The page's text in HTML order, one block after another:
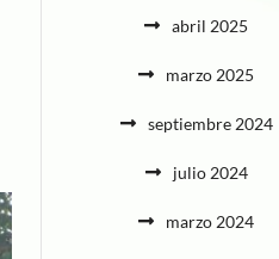
abril 2025
marzo 2025
septiembre 2024
julio 2024
marzo 2024